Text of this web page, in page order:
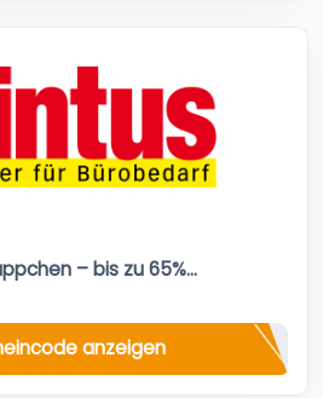
– bis zu 65%...
anzeigen